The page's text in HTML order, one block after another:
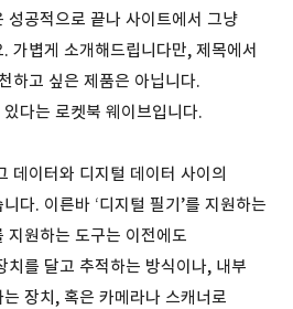
성공적으로 끝나 사이트에서 그냥
가볍게 소개해드립니다만, 제목에서
하고 싶은 제품은 아닙니다.
다는 로켓북 웨이브입니다.
데이터와 디지털 데이터 사이의
다. 이른바 ‘디지털 필기’를 지원하는
지원하는 도구는 이전에도
치를 달고 추적하는 방식이나, 내부
장치, 혹은 카메라나 스캐너로